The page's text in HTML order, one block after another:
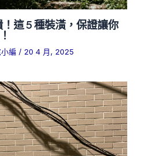
這 5 種裝潢，保證讓你
小編 / 20 4 月, 2025